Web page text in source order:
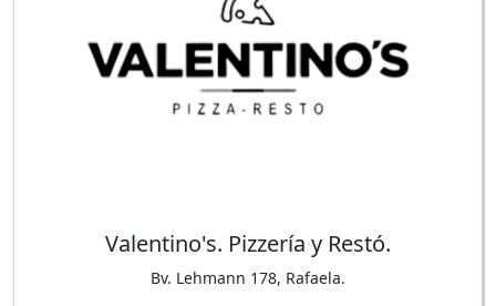
Valentino's. Pizzería y Restó.
Bv. Lehmann 178, Rafaela.